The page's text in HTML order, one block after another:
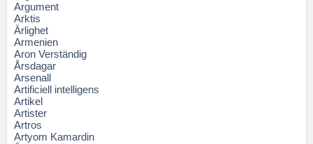
Argument
Arktis
Ärlighet
Armenien
Aron Verständig
Årsdagar
Arsenall
Artificiell intelligens
Artikel
Artister
Artros
Artyom Kamardin